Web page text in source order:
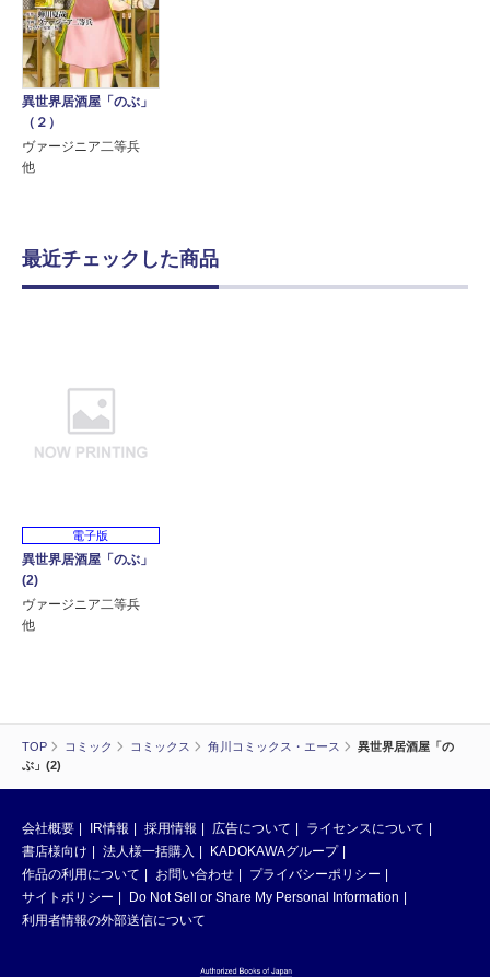
TOP コミック コミックス 角川コミックス・エース
異世界居酒屋「の
ぶ」(2)
異世界居酒屋「のぶ」
（２）
ヴァージニア二等兵
他
最近チェックした商品
電子版
異世界居酒屋「のぶ」
(2)
ヴァージニア二等兵
他
会社概要 IR情報 採用情報 広告について
ライセンスについて
書店様向け
法人様一括購入
KADOKAWAグループ
作品の利用について
お問い合わせ
プライバシーポリシー
サイトポリシー
Do Not Sell or Share My Personal Information
利用者情報の外部送信について